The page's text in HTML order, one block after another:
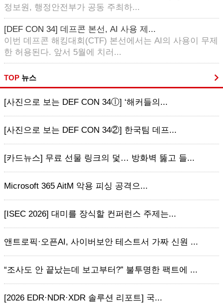
정보원, 행정안전부가 공동 주최하...
[DEF CON 34] 데프콘 본선, AI 사용 제...
이번 데프콘 해킹대회(CTF) 본선에서는 AI의 사용이 무제
한 허용된다. 앞서 5월에 치러...
TOP 뉴스
[사진으로 보는 DEF CON 34ⓛ] ‘해커들의...
[사진으로 보는 DEF CON 34②] 한국팀 데프...
[카드뉴스] 무료 선물 링크의 덫… 방화벽 뚫고 들...
Microsoft 365 AitM 악용 피싱 공격으...
[ISEC 2026] 대미를 장식할 컨퍼런스 주제는...
앤트로픽·오픈AI, 사이버보안 테스트서 가짜 신원 ...
“조사도 안 끝났는데 보고부터?” 불투명한 팩트에 ...
[2026 EDR·NDR·XDR 솔루션 리포트] 국...